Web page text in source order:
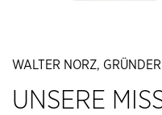
WALTER NORZ,
UNSERE